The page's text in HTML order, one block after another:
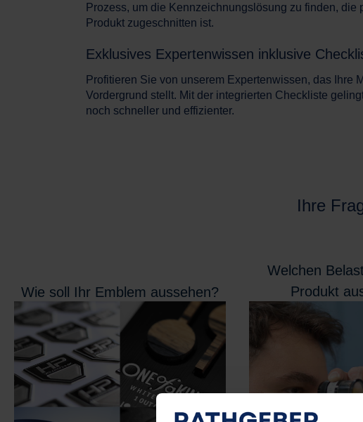
Prozess, um die Kennzeichnungslösung zu finden, die
Produkt zugeschnitten ist.
Exklusives Expertenwissen inklusive
Profitieren Sie von unserem Expertenwissen, das Ihre
Vordergrund stellt. Mit der integrierten Checkliste
noch schneller und effizienter.
Ihre
Wie soll Ihr Emblem aussehen?
Welchen
Produkt